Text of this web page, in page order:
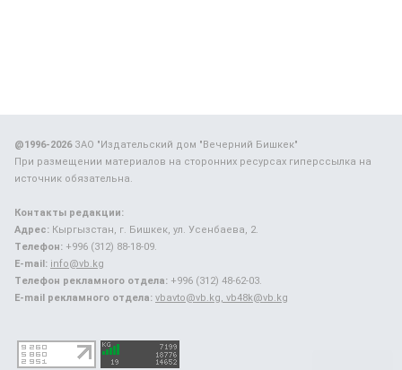
@1996-2026ЗАО "Издательский дом "Вечерний Бишкек"
При размещении материалов на сторонних ресурсах гиперссылка на
источник обязательна.
Контакты редакции:
Адрес: Кыргызстан, г. Бишкек, ул. Усенбаева, 2.
Телефон: +996 (312) 88-18-09.
E-mail: info@vb.kg
Телефон рекламного отдела: +996 (312) 48-62-03.
E-mail рекламного отдела: vbavto@vb.kg, vb48k@vb.kg